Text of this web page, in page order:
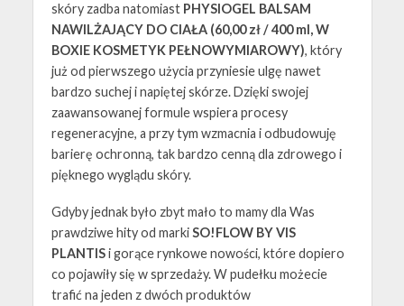
skóry zadba natomiast PHYSIOGEL BALSAM
NAWILŻAJĄCY DO CIAŁA (60,00 zł / 400 ml, W
BOXIE KOSMETYK PEŁNOWYMIAROWY), który
już od pierwszego użycia przyniesie ulgę nawet
bardzo suchej i napiętej skórze. Dzięki swojej
zaawansowanej formule wspiera procesy
regeneracyjne, a przy tym wzmacnia i odbudowuję
barierę ochronną, tak bardzo cenną dla zdrowego i
pięknego wyglądu skóry.
Gdyby jednak było zbyt mało to mamy dla Was
prawdziwe hity od markiSO!FLOW BY VIS
PLANTISi gorące rynkowe nowości, które dopiero
co pojawiły się w sprzedaży. W pudełku możecie
trafić na jeden z dwóch produktów